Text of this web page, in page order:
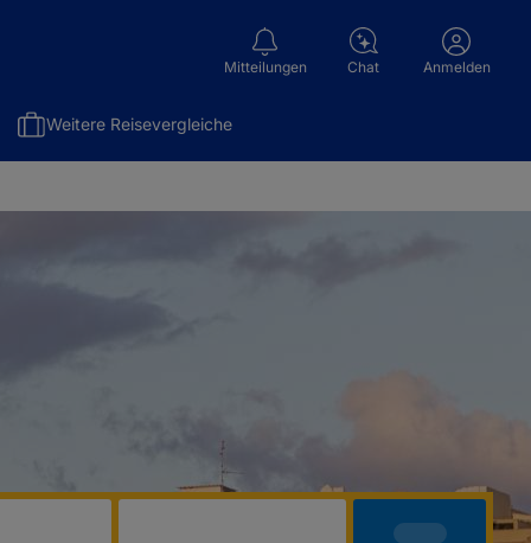
Mitteilungen Chat Anmelden
Weitere Reisevergleiche